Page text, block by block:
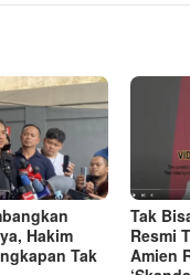
Hakim
Tak
Tak
Resmi
Amien